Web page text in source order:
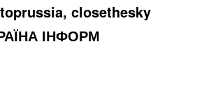
closethesky
ІНФОРМ